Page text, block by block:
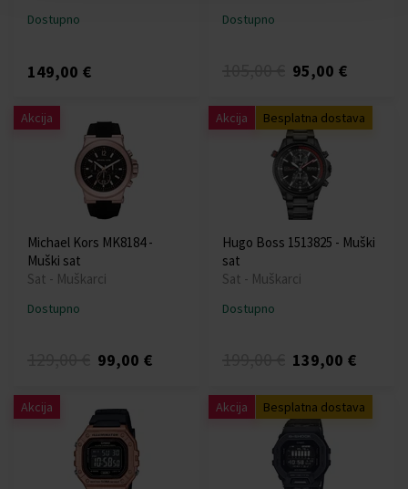
Dostupno
149,00 €
Dostupno
95,00 €
Akcija
Michael Kors MK8184 -
Muški sat
Sat - Muškarci
Dostupno
99,00 €
Akcija Besplatna dostava
Hugo Boss 1513825 - Muški
sat
Sat - Muškarci
Dostupno
139,00 €
Akcija Akcija Besplatna dostava